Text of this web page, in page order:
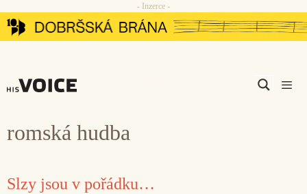
Přeskočit
na
- Inzerce -
romská hudba
Slzy jsou v pořádku…